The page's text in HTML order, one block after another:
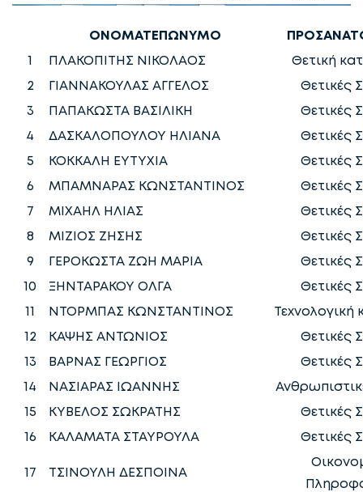
ΟΝΟΜΑΤΕΠΩΝΥΜΟ
1
ΠΛΑΚΟΠΙΤΗΣ ΝΙΚΟΛΑΟΣ
Θετική
2
ΓΙΑΝΝΑΚΟΥΛΑΣ ΑΓΓΕΛΟΣ
Θετικές
3
ΠΑΠΑΚΩΣΤΑ ΒΑΣΙΛΙΚΗ
Θετικές
4
ΔΑΣΚΑΛΟΠΟΥΛΟΥ ΗΛΙΑΝΑ
Θετικές
5
ΚΟΚΚΑΛΗ ΕΥΤΥΧΙΑ
Θετικές
6
ΜΠΑΜΝΑΡΑΣ ΚΩΝΣΤΑΝΤΙΝΟΣ
Θετικές
7
ΜΙΧΑΗΛ ΗΛΙΑΣ
Θετικές
8
ΜΙΖΙΟΣ ΖΗΣΗΣ
Θετικές
9
ΓΕΡΟΚΩΣΤΑ ΖΩΗ ΜΑΡΙΑ
Θετικές
10
ΞΗΝΤΑΡΑΚΟΥ ΟΛΓΑ
Θετικές
11
ΝΤΟΡΜΠΑΣ ΚΩΝΣΤΑΝΤΙΝΟΣ
Τεχνολογική
12
ΚΑΨΗΣ ΑΝΤΩΝΙΟΣ
Θετικές
13
ΒΑΡΝΑΣ ΓΕΩΡΓΙΟΣ
Θετικές
14
ΝΑΣΙΑΡΑΣ ΙΩΑΝΝΗΣ
15
ΚΥΒΕΛΟΣ ΣΩΚΡΑΤΗΣ
Θετικές
16
ΚΑΛΑΜΑΤΑ ΣΤΑΥΡΟΥΛΑ Θετικές
17 ΤΣΙΝΟΥΛΗ ΔΕΣΠΟΙΝΑ